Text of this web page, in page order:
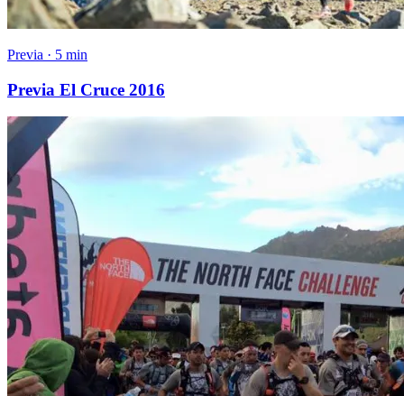
Previa · 5 min
Previa El Cruce 2016